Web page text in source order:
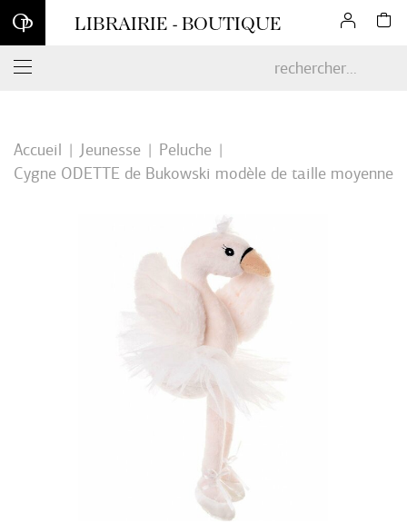
Inscrivez-vous à notre newsletter et profitez d'une remise de 10
% sur votre première commande en ligne*
LIBRAIRIE - BOUTIQUE
Accueil Jeunesse
Peluche
Cygne ODETTE de Bukowski modèle de taille moyenne